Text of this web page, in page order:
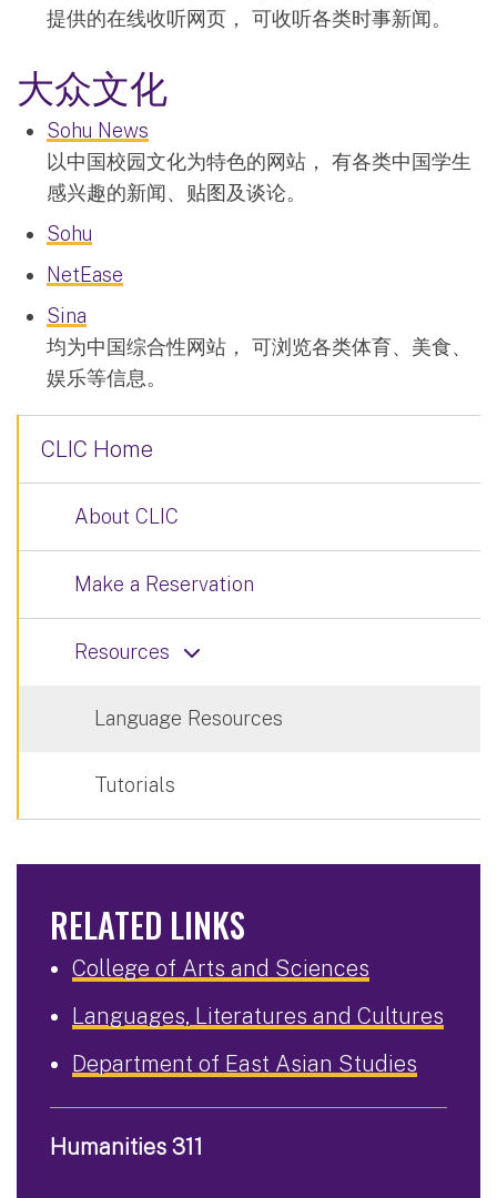
提供的在线收听网页， 可收听各类时事新闻。
大众文化
Sohu News
以中国校园文化为特色的网站， 有各类中国学生
感兴趣的新闻、贴图及谈论。
Sohu
NetEase
Sina
均为中国综合性网站， 可浏览各类体育、美食、
娱乐等信息。
CLIC Home
About CLIC
Make a Reservation
Resources
Language Resources
Tutorials
RELATED LINKS
College of Arts and Sciences
Languages, Literatures and Cultures
Department of East Asian Studies
Humanities 311